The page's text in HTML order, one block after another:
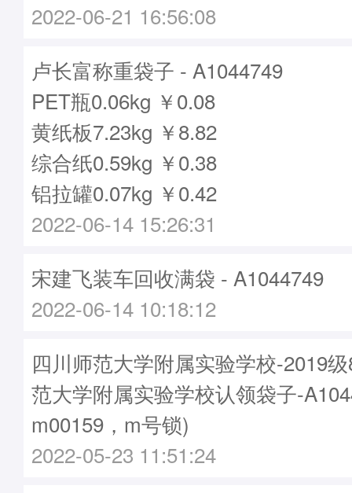
2022-06-21 16:56:08
卢长富称重袋子 - A1044749
PET瓶0.06kg ￥0.08
黄纸板7.23kg ￥8.82
综合纸0.59kg ￥0.38
铝拉罐0.07kg ￥0.42
2022-06-14 15:26:31
宋建飞装车回收满袋 - A1044749
2022-06-14 10:18:12
四川师范大学附属实验学校-2019
范大学附属实验学校认领袋子-
m00159，m号锁)
2022-05-23 11:51:24